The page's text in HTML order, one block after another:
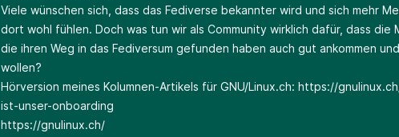
Viele wünschen sich, dass das Fediverse bekannter wird und sich mehr
dort wohl fühlen. Doch was tun wir als Community wirklich dafür, dass die
die ihren Weg in das Fediversum gefunden haben auch gut ankommen
wollen?
Hörversion meines Kolumnen-Artikels für GNU/Linux.ch: https://
ist-unser-onboarding
https://gnulinux.ch/